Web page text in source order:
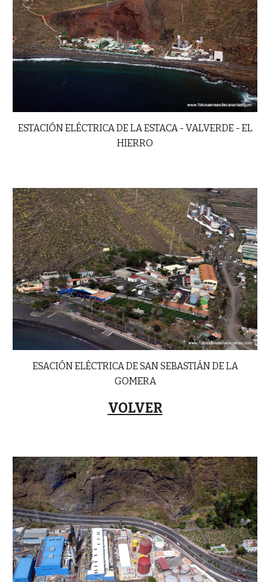
ESTACIÓN ELÉCTRICA DE LA ESTACA - VALVERDE - EL
HIERRO
ESACIÓN ELÉCTRICA DE SAN SEBASTIÁN DE LA
GOMERA
VOLVER